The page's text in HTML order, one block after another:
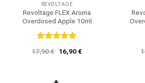
REVOLTAGE
Revoltage FLEX Aroma
Overdosed Apple 10ml
mit 5 von
17,90€ Ursprünglicher
Preis
16,90€Aktueller